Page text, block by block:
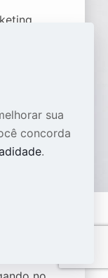
sua
concorda
.